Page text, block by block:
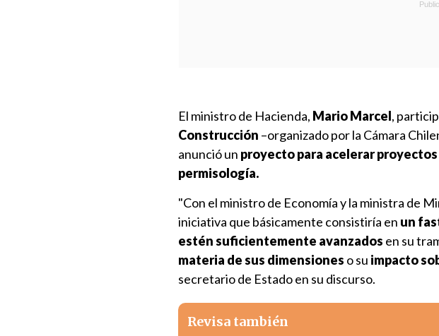
El ministro de Hacienda, Mario Marcel,
Construcción –organizado por la Cámara
anunció un proyecto para acelerar
permisología.
"Con el ministro de Economía y la ministra de
iniciativa que básicamente consistiría en un
estén suficientemente avanzados en su
materia de sus dimensiones o su impacto
secretario de Estado en su discurso.
Revisa también